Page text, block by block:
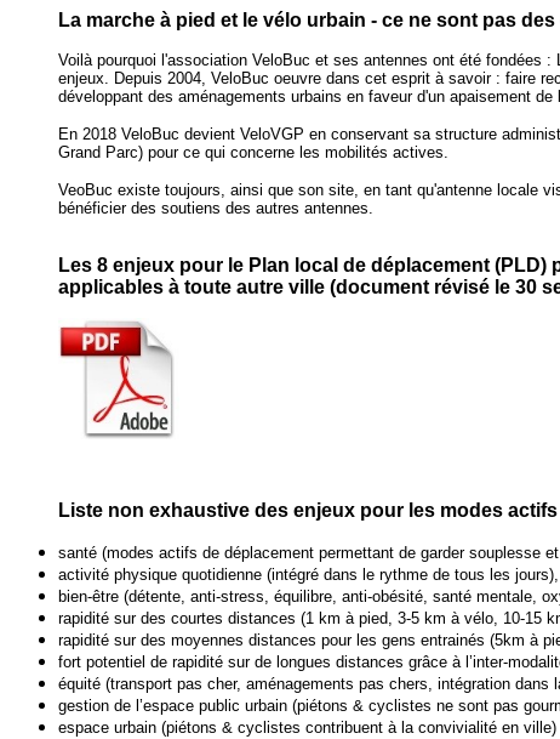
La marche à pied et le vélo urbain - ce ne sont pas
Voilà pourquoi l'association VeloBuc et ses antennes ont été
enjeux. Depuis 2004, VeloBuc oeuvre dans cet esprit à savoir : faire
développant des aménagements urbains en faveur d'un apaisement
En 2018 VeloBuc devient VeloVGP en conservant sa structure
Grand Parc) pour ce qui concerne les mobilités actives.
VeoBuc existe toujours, ainsi que son site, en tant qu'antenne locale
bénéficier des soutiens des autres antennes.
Les 8 enjeux pour le Plan local de déplacement (PLD)
applicables à toute autre ville (document révisé le 30
Liste non exhaustive des enjeux pour les modes
santé (modes actifs de déplacement permettant de garder souplesse
activité physique quotidienne (intégré dans le rythme de tous les
bien-être (détente, anti-stress, équilibre, anti-obésité, santé mentale,
rapidité sur des courtes distances (1 km à pied, 3-5 km à vélo, 10-15
rapidité sur des moyennes distances pour les gens entrainés (5km à
fort potentiel de rapidité sur de longues distances grâce à l’inter-
équité (transport pas cher, aménagements pas chers, intégration dans
gestion de l’espace public urbain (piétons & cyclistes ne sont pas
espace urbain (piétons & cyclistes contribuent à la convivialité en ville)